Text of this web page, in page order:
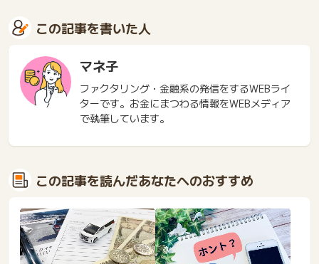
この記事を書いた人
マネ子
ファクタリング・金融系の発信をするWEBライ
ターです。お金にまつわる情報をWEBメディア
で執筆しています。
この記事を読んだあなたへのおすすめ